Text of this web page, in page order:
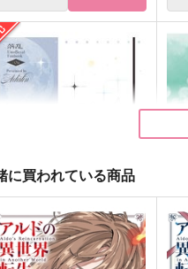
七人の最期
サンプル 作品詳細
だ
に買われている商品